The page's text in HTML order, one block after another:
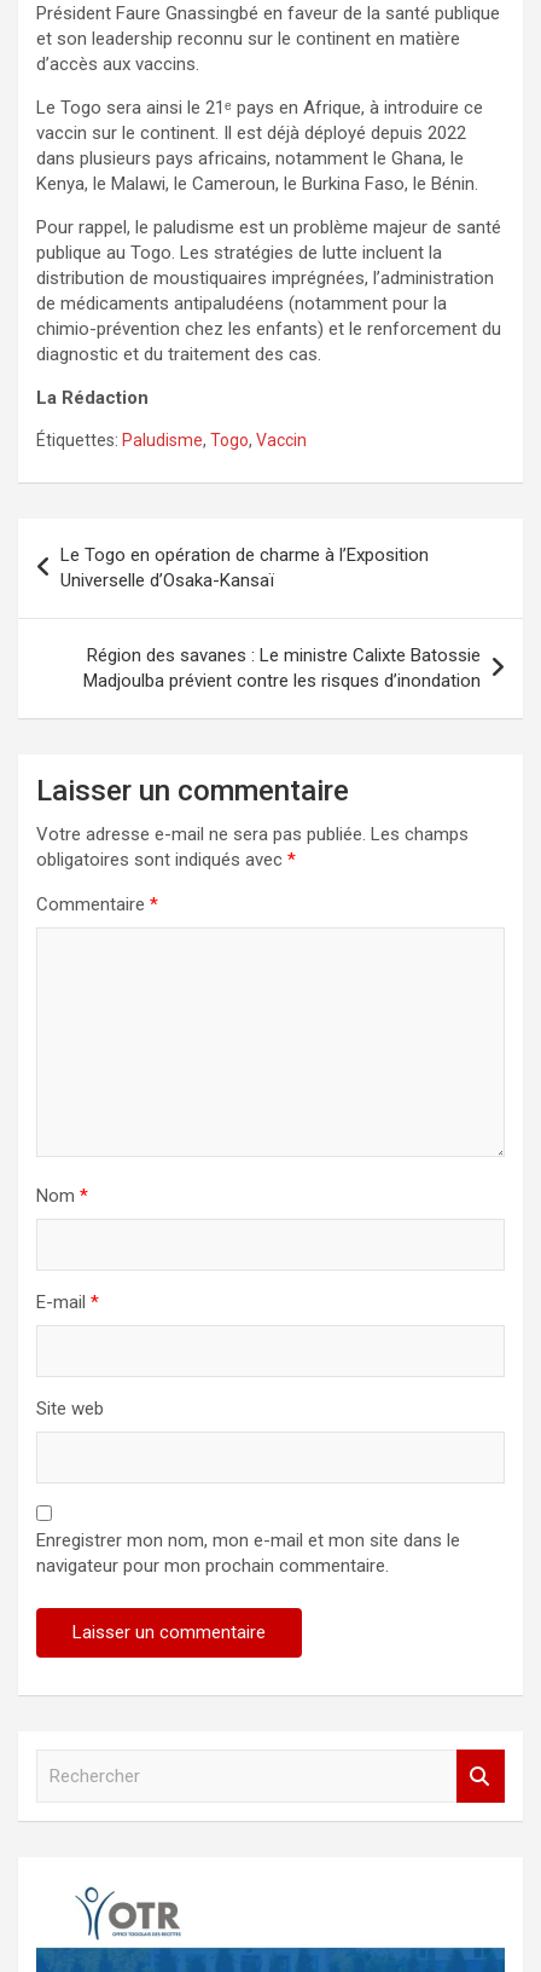
Président Faure Gnassingbé en faveur de la santé publique
et son leadership reconnu sur le continent en matière
d’accès aux vaccins.
Le Togo sera ainsi le 21ᵉ pays en Afrique, à introduire ce
vaccin sur le continent. Il est déjà déployé depuis 2022
dans plusieurs pays africains, notamment le Ghana, le
Kenya, le Malawi, le Cameroun, le Burkina Faso, le Bénin.
Pour rappel, le paludisme est un problème majeur de santé
publique au Togo. Les stratégies de lutte incluent la
distribution de moustiquaires imprégnées, l’administration
de médicaments antipaludéens (notamment pour la
chimio-prévention chez les enfants) et le renforcement du
diagnostic et du traitement des cas.
La Rédaction
Étiquettes: Paludisme, Togo, Vaccin
de
l’article
Le Togo en opération de charme à l’Exposition
Universelle d’Osaka-Kansaï
Région des savanes : Le ministre Calixte Batossie
Madjoulba prévient contre les risques d’inondation
Laisser un commentaire
Votre adresse e-mail ne sera pas publiée. Les champs
obligatoires sont indiqués avec *
Commentaire *
Nom *
E-mail *
Site web
Enregistrer mon nom, mon e-mail et mon site dans le
navigateur pour mon prochain commentaire.